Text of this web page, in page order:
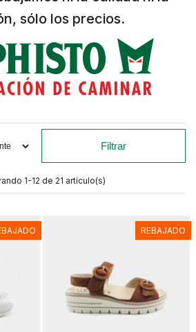
sólo los precios.
Filtrar
1-12 de 21 artículo(s)
REBAJADO